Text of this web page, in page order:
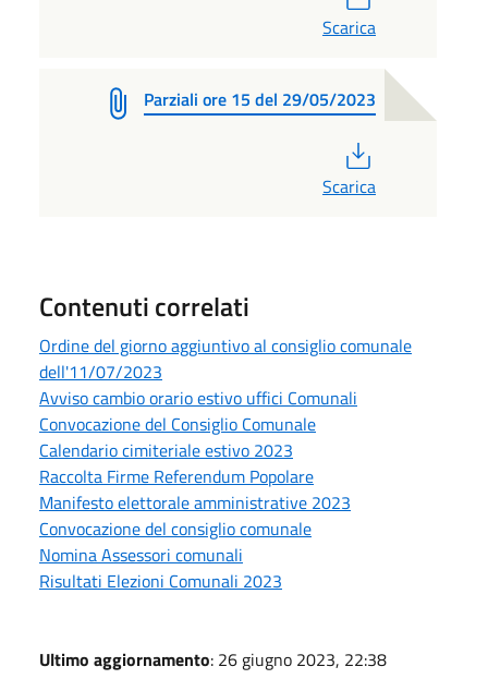
Scarica
Parziali ore 15 del 29/05/2023
Scarica
Contenuti correlati
Ordine del giorno aggiuntivo al consiglio comunale
dell'11/07/2023
Avviso cambio orario estivo uffici Comunali
Convocazione del Consiglio Comunale
Calendario cimiteriale estivo 2023
Raccolta Firme Referendum Popolare
Manifesto elettorale amministrative 2023
Convocazione del consiglio comunale
Nomina Assessori comunali
Risultati Elezioni Comunali 2023
Ultimo aggiornamento: 26 giugno 2023, 22:38